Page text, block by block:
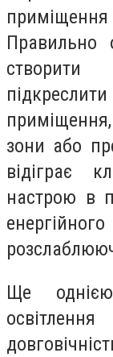
Правильно
зони або
відіграє
настрою в
Ще однією